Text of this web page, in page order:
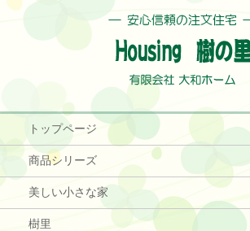
トップページ
商品シリーズ
美しい小さな家
樹里